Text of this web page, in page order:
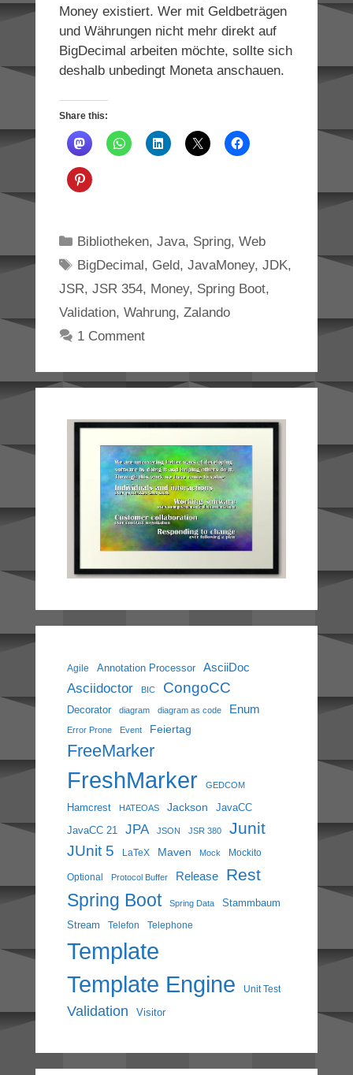
Money existiert. Wer mit Geldbeträgen
und Währungen nicht mehr direkt auf
BigDecimal arbeiten möchte, sollte sich
deshalb unbedingt Moneta anschauen.
Share this:
Categories
Bibliotheken, Java, Spring, Web
Tags
BigDecimal , Geld, JavaMoney, JDK,
JSR, JSR 354, Money, Spring Boot,
Validation, Wahrung, Zalando
1 Comment
Agile Annotation Processor AsciiDoc
Asciidoctor BIC CongoCC
Decorator diagram diagram as code Enum
Error Prone Event Feiertag
FreeMarker
FreshMarker GEDCOM
Hamcrest HATEOAS Jackson JavaCC
JavaCC 21 JPA JSON JSR 380 Junit
JUnit 5 LaTeX Maven Mock Mockito
Optional Protocol Buffer Release Rest
Spring Boot Spring Data
Stammbaum
Stream
Telefon Telephone
Template
Template Engine Unit Test
Validation Visitor